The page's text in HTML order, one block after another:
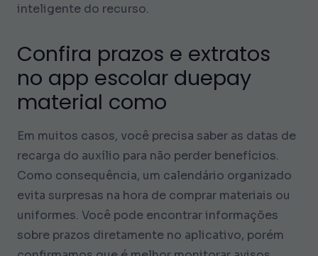
inteligente do recurso.
Confira prazos e extratos
no app escolar duepay
material como
Em muitos casos, você precisa saber as datas de
recarga do auxílio para não perder benefícios.
Como consequência, um calendário organizado
evita surpresas na hora de comprar materiais ou
uniformes. Você pode encontrar informações
sobre prazos diretamente no aplicativo, porém